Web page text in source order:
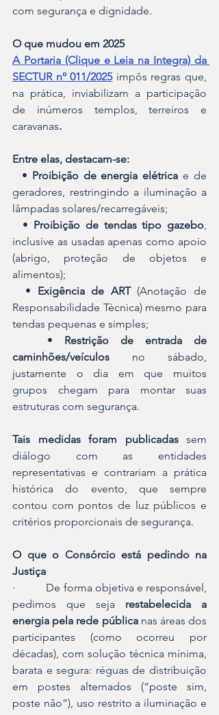
com segurança e dignidade.
O que mudou em 2025
A Portaria (Clique e Leia na Integra) da
SECTUR nº 011/2025 impôs regras que,
na prática, inviabilizam a participação
de inúmeros templos, terreiros e
caravanas.
Entre elas, destacam-se:
  •
Proibição de energia elétrica e de
geradores, restringindo a iluminação a
lâmpadas solares/recarregáveis;
  •
Proibição de tendas tipo gazebo,
inclusive as usadas apenas como apoio
(abrigo, proteção de objetos e
alimentos);
  •
Exigência de ART (Anotação de
Responsabilidade Técnica) mesmo para
tendas pequenas e simples;
   •
Restrição de entrada de
caminhões/veículos no sábado,
justamente o dia em que muitos
grupos chegam para montar suas
estruturas com segurança.
Tais medidas foram publicadas sem
diálogo com as entidades
representativas e contrariam a prática
histórica do evento, que sempre
contou com pontos de luz públicos e
critérios proporcionais de segurança.
O que o Consórcio está pedindo na
Justiça
·           De forma objetiva e responsável,
pedimos que seja restabelecida a
energia pela rede pública nas áreas dos
participantes (como ocorreu por
décadas), com solução técnica mínima,
barata e segura: réguas de distribuição
em postes alternados (“poste sim,
poste não”), uso restrito a iluminação e